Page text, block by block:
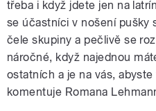
třeba i když jdete jen na
se účastníci v nošení pušky
čele skupiny a pečlivě se
náročné, když najednou
ostatních a je na vás,
komentuje Romana